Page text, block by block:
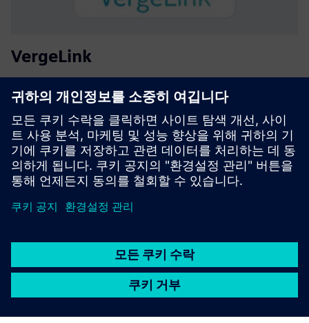
VergeLink
connectivity, helping you collect all the data you need, keep
costs low, and rapidly evolve your IoT use case. With
VergeLink you can configure your field devices and senso...
자세히 알아보기